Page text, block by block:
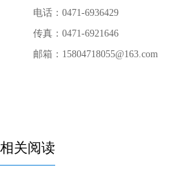
电话：0471-6936429
传真：0471-6921646
邮箱：15804718055@163.com
相关阅读